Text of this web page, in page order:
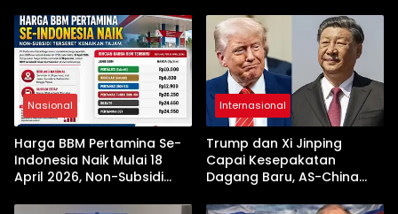
Nasional
Harga BBM Pertamina Se-
Indonesia Naik Mulai 18
April 2026, Non-Subsidi
Internasional
Trump dan Xi Jinping
Capai Kesepakatan
Dagang Baru, AS-China
Jelang Kunjungan Beijing